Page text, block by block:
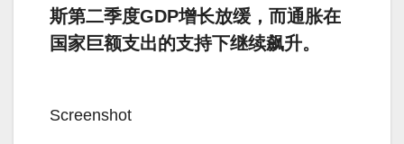
斯第二季度GDP增长放缓，而通胀在
国家巨额支出的支持下继续飙升。
Screenshot